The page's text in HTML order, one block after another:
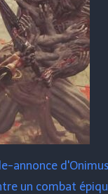
annonce
un combat